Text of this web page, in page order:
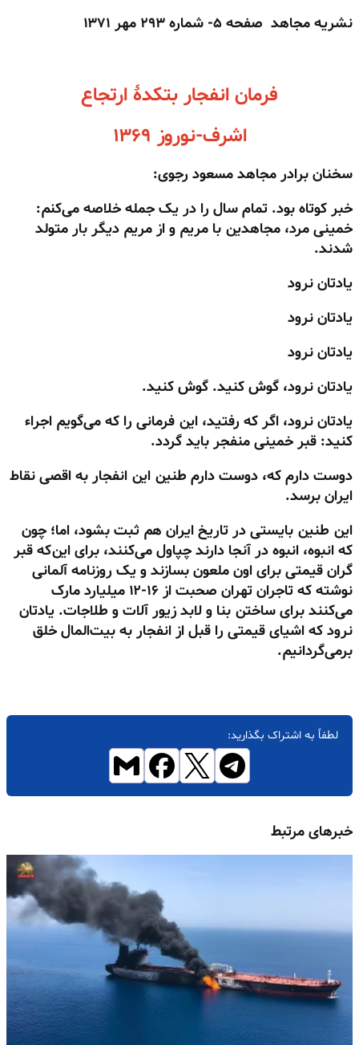
نشریه مجاهد صفحه ۵- شماره ۲۹۳ مهر ۱۳۷۱
فرمان انفجار بتکدهٔ ارتجاع
اشرف-نوروز ۱۳۶۹
سخنان برادر مجاهد مسعود رجوی:
خبر کوتاه بود. تمام سال را در یک جمله خلاصه می‌کنم:
خمینی مرد، مجاهدین با مریم و از مریم دیگر بار متولد
شدند.
یادتان نرود
یادتان نرود
یادتان نرود
یادتان نرود، گوش کنید. گوش کنید.
یادتان نرود، اگر که رفتید، این فرمانی را که می‌گویم اجراء
کنید: قبر خمینی منفجر باید گردد.
دوست دارم که، دوست دارم طنین این انفجار به اقصی نقاط
ایران برسد.
این طنین بایستی در تاریخ ایران هم ثبت بشود، اما؛ چون
که انبوه، انبوه در آنجا دارند چپاول می‌کنند، برای این‌که قبر
گران قیمتی برای اون ملعون بسازند و یک روزنامه آلمانی
نوشته که تاجران تهران صحبت از ۱۶-۱۲ میلیارد مارک
می‌کنند برای ساختن بنا و لابد زیور آلات و طلاجات. یادتان
نرود که اشیای قیمتی را قبل از انفجار به بیتالمال خلق
برمی‌گردانیم.
لطفاً به اشتراک بگذارید:
خبرهای مرتبط